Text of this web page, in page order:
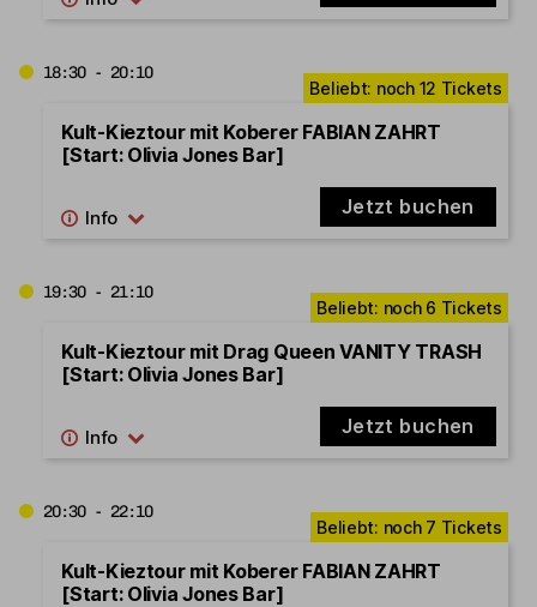
18:30 - 20:10
Kult-Kieztour mit Koberer FABIAN ZAHRT
[Start: Olivia Jones Bar]
Jetzt buchen
19:30 - 21:10
Kult-Kieztour mit Drag Queen VANITY TRASH
[Start: Olivia Jones Bar]
Jetzt buchen
20:30 - 22:10
Kult-Kieztour mit Koberer FABIAN ZAHRT
[Start: Olivia Jones Bar]